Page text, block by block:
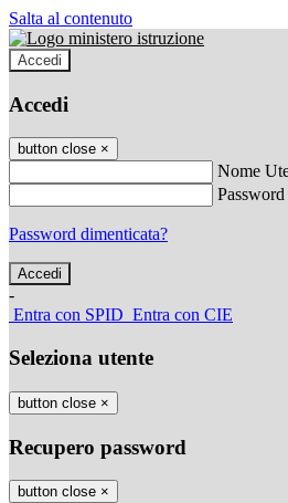
Salta al contenuto
Accedi
Accedi
button close ×
Nome
Password
Password dimenticata?
-
Entra con SPID Entra con CIE
Seleziona utente
button close ×
Recupero password
button close ×